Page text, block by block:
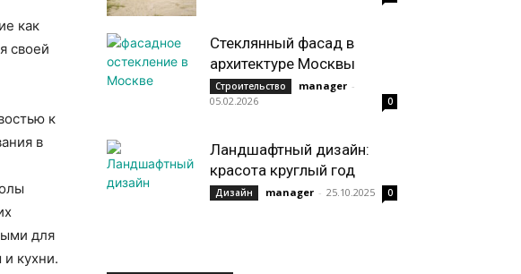
как
своей
к
в
для
кухни.
Стеклянный фасад в
архитектуре Москвы
Строительство manager -
05.02.2026
0
Ландшафтный дизайн:
красота круглый год
Дизайн manager - 25.10.2025 0